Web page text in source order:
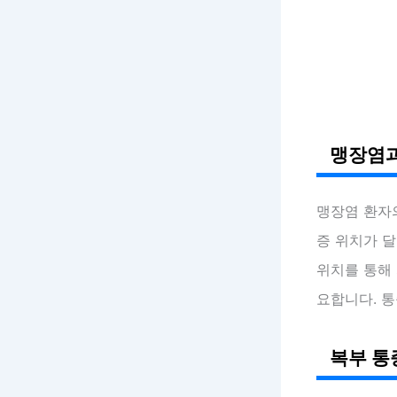
맹장염
맹장염 환
증 위치가
위치를 통
요합니다.
복부 통